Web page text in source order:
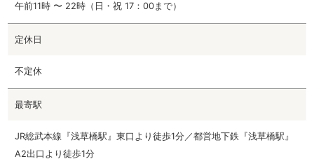
午前11時 〜 22時（日・祝 17：00まで）
定休日
不定休
最寄駅
JR総武本線『浅草橋駅』東口より徒歩1分／都営地下鉄『浅草橋駅』
A2出口より徒歩1分